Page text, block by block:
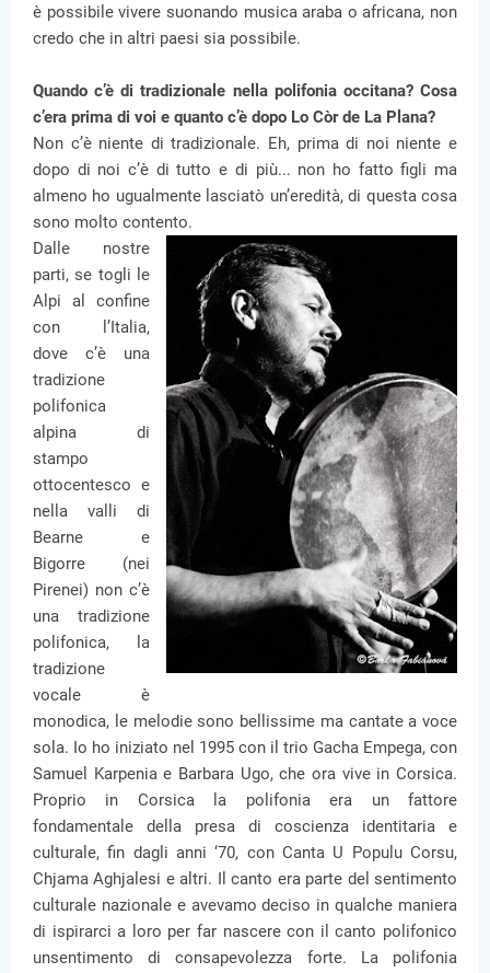
è possibile vivere suonando musica araba o africana, non
credo che in altri paesi sia possibile.
Quando c’è di tradizionale nella polifonia occitana? Cosa
c’era prima di voi e quanto c’è dopo Lo Còr de La Plana?
Non c’è niente di tradizionale. Eh, prima di noi niente e
dopo di noi c’è di tutto e di più... non ho fatto figli ma
almeno ho ugualmente lasciatò un’eredità, di questa cosa
sono molto contento.
Dalle nostre
parti, se togli le
Alpi al confine
con l’Italia,
dove c’è una
tradizione
polifonica
alpina di
stampo
ottocentesco e
nella valli di
Bearne e
Bigorre (nei
Pirenei) non c’è
una tradizione
polifonica, la
tradizione
vocale è
monodica, le melodie sono bellissime ma cantate a voce
sola. Io ho iniziato nel 1995 con il trio Gacha Empega, con
Samuel Karpenia e Barbara Ugo, che ora vive in Corsica.
Proprio in Corsica la polifonia era un fattore
fondamentale della presa di coscienza identitaria e
culturale, fin dagli anni ‘70, con Canta U Populu Corsu,
Chjama Aghjalesi e altri. Il canto era parte del sentimento
culturale nazionale e avevamo deciso in qualche maniera
di ispirarci a loro per far nascere con il canto polifonico
unsentimento di consapevolezza forte. La polifonia